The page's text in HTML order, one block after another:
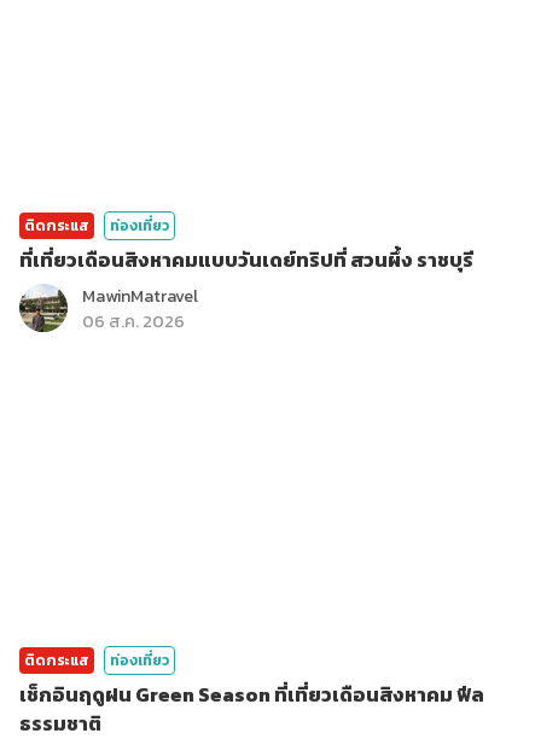
ติดกระแส ท่องเที่ยว
ที่เที่ยวเดือนสิงหาคมแบบวันเดย์ทริปที่ สวนผึ้ง ราชบุรี
MawinMatravel
06 ส.ค. 2026
ติดกระแส ท่องเที่ยว
เช็กอินฤดูฝน Green Season ที่เที่ยวเดือนสิงหาคม ฟีล
ธรรมชาติ